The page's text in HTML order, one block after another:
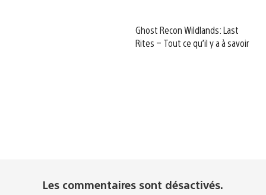
Ghost Recon Wildlands: Last
Rites – Tout ce qu’il y a à savoir
Les commentaires sont désactivés.